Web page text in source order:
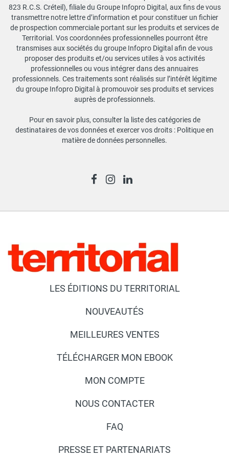
823 R.C.S. Créteil), filiale du Groupe Infopro Digital, aux fins de vous
transmettre notre lettre d’information et pour constituer un fichier
de prospection commerciale portant sur les produits et services de
Territorial. Vos coordonnées professionnelles pourront être
transmises aux sociétés du groupe Infopro Digital afin de vous
proposer des produits et/ou services utiles à vos activités
professionnelles ou vous intégrer dans des annuaires
professionnels. Ces traitements sont réalisés sur l’intérêt légitime
du groupe Infopro Digital à promouvoir ses produits et services
auprès de professionnels.
Pour en savoir plus, consulter la liste des catégories de
destinataires de vos données et exercer vos droits : Politique en
matière de données personnelles.
LES ÉDITIONS DU TERRITORIAL
NOUVEAUTÉS
MEILLEURES VENTES
TÉLÉCHARGER MON EBOOK
MON COMPTE
NOUS CONTACTER
FAQ
PRESSE ET PARTENARIATS